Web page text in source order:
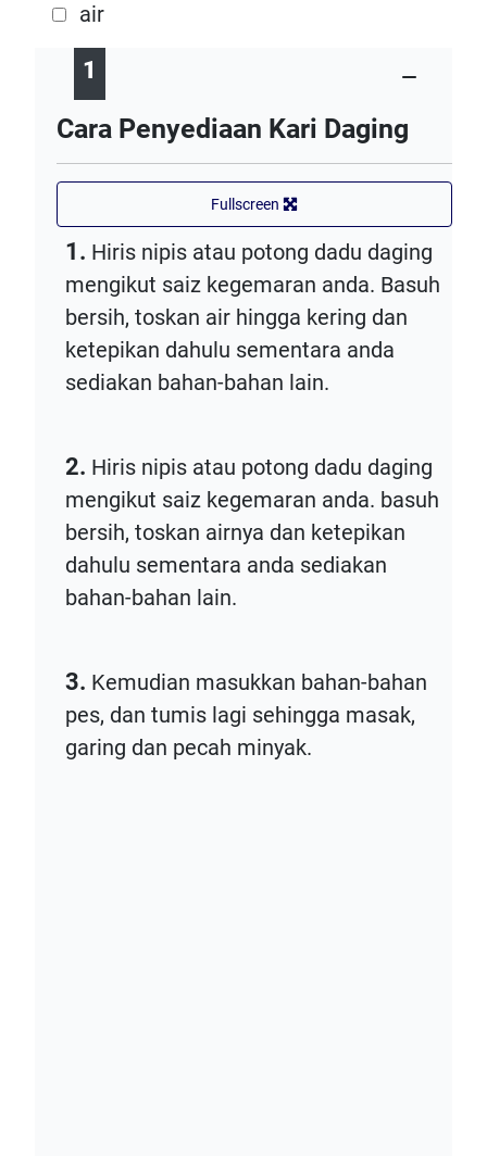
air
1
Cara Penyediaan Kari Daging
Fullscreen
1. Hiris nipis atau potong dadu daging
mengikut saiz kegemaran anda. Basuh
bersih, toskan air hingga kering dan
ketepikan dahulu sementara anda
sediakan bahan-bahan lain.
2. Hiris nipis atau potong dadu daging
mengikut saiz kegemaran anda. basuh
bersih, toskan airnya dan ketepikan
dahulu sementara anda sediakan
bahan-bahan lain.
3. Kemudian masukkan bahan-bahan
pes, dan tumis lagi sehingga masak,
garing dan pecah minyak.